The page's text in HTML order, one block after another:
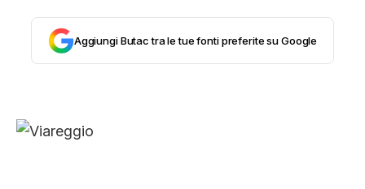
COMPLOTTI, LEGGENDE URBANE ED
EVERGREEN
EDITORIALI
Aggiungi Butac tra le tue fonti preferite su Google